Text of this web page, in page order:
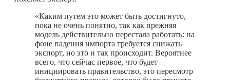
«Каким путем это может быть достигнуто,
пока не очень понятно, так как прежняя
модель действительно перестала работать: на
фоне падения импорта требуется снижать
экспорт, но это и так происходит. Вероятнее
всего, что сейчас первое, что будет
инициировать правительство, это пересмотр